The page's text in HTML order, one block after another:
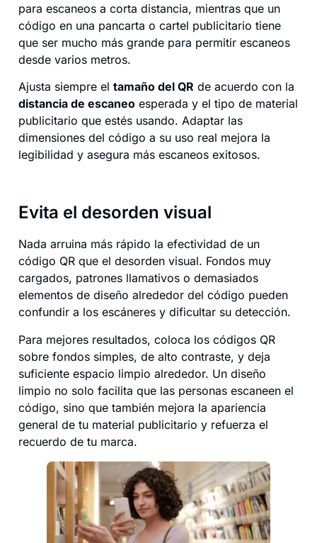
para escaneos a corta distancia, mientras que un
código en una pancarta o cartel publicitario tiene
que ser mucho más grande para permitir escaneos
desde varios metros.
Ajusta siempre el tamaño del QR de acuerdo con la
distancia de escaneo esperada y el tipo de material
publicitario que estés usando. Adaptar las
dimensiones del código a su uso real mejora la
legibilidad y asegura más escaneos exitosos.
Evita el desorden visual
Nada arruina más rápido la efectividad de un
código QR que el desorden visual. Fondos muy
cargados, patrones llamativos o demasiados
elementos de diseño alrededor del código pueden
confundir a los escáneres y dificultar su detección.
Para mejores resultados, coloca los códigos QR
sobre fondos simples, de alto contraste, y deja
suficiente espacio limpio alrededor. Un diseño
limpio no solo facilita que las personas escaneen el
código, sino que también mejora la apariencia
general de tu material publicitario y refuerza el
recuerdo de tu marca.